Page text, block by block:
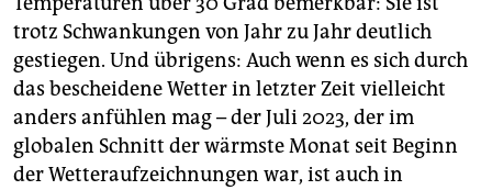
trotz Schwankungen von Jahr zu Jahr deutlich
gestiegen. Und übrigens: Auch wenn es sich durch
das bescheidene Wetter in letzter Zeit vielleicht
anders anfühlen mag – der Juli 2023, der im
globalen Schnitt der wärmste Monat seit Beginn
der Wetteraufzeichnungen war, ist auch in